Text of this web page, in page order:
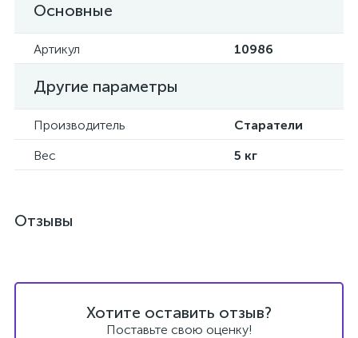
Основные
Артикул 10986
Другие параметры
Производитель
Старатели
Вес
5 кг
Отзывы
Хотите оставить отзыв?
Поставьте свою оценку!